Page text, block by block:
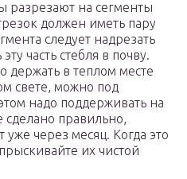
разрезают на сегменты
должен иметь пару
следует надрезать
часть стебля в почву.
держать в теплом месте
свете, можно под
надо поддерживать на
сделано правильно,
через месяц. Когда это
их чистой